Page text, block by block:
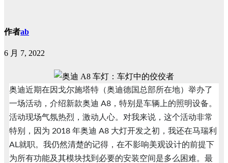
作者ab
6 月 7, 2022
奥迪近期在因戈尔施塔特（奥迪德国总部所在地）举办了
一场活动，介绍新款奥迪 A8，特别是车辆上的照明设备。
活动现场气氛热烈，激动人心。对我来说，这个活动非常
特别，因为 2018 年奥迪 A8 大灯开发之初，我还在马瑞利
AL就职。我仍然清楚的记得，在不影响美观设计的前提下
为所有功能及其模块找到必要的安装空间是多么困难。最